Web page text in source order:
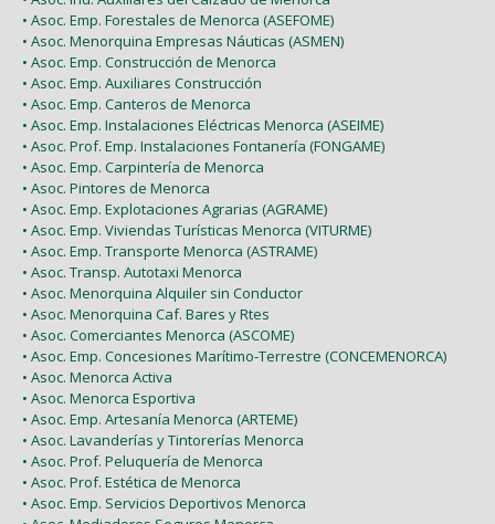
• Asoc. Emp. Forestales de Menorca (ASEFOME)
• Asoc. Menorquina Empresas Náuticas (ASMEN)
• Asoc. Emp. Construcción de Menorca
• Asoc. Emp. Auxiliares Construcción
• Asoc. Emp. Canteros de Menorca
• Asoc. Emp. Instalaciones Eléctricas Menorca (ASEIME)
• Asoc. Prof. Emp. Instalaciones Fontanería (FONGAME)
• Asoc. Emp. Carpintería de Menorca
• Asoc. Pintores de Menorca
• Asoc. Emp. Explotaciones Agrarias (AGRAME)
• Asoc. Emp. Viviendas Turísticas Menorca (VITURME)
• Asoc. Emp. Transporte Menorca (ASTRAME)
• Asoc. Transp. Autotaxi Menorca
• Asoc. Menorquina Alquiler sin Conductor
• Asoc. Menorquina Caf. Bares y Rtes
• Asoc. Comerciantes Menorca (ASCOME)
• Asoc. Emp. Concesiones Marítimo-Terrestre (CONCEMENORCA)
• Asoc. Menorca Activa
• Asoc. Menorca Esportiva
• Asoc. Emp. Artesanía Menorca (ARTEME)
• Asoc. Lavanderías y Tintorerías Menorca
• Asoc. Prof. Peluquería de Menorca
• Asoc. Prof. Estética de Menorca
• Asoc. Emp. Servicios Deportivos Menorca